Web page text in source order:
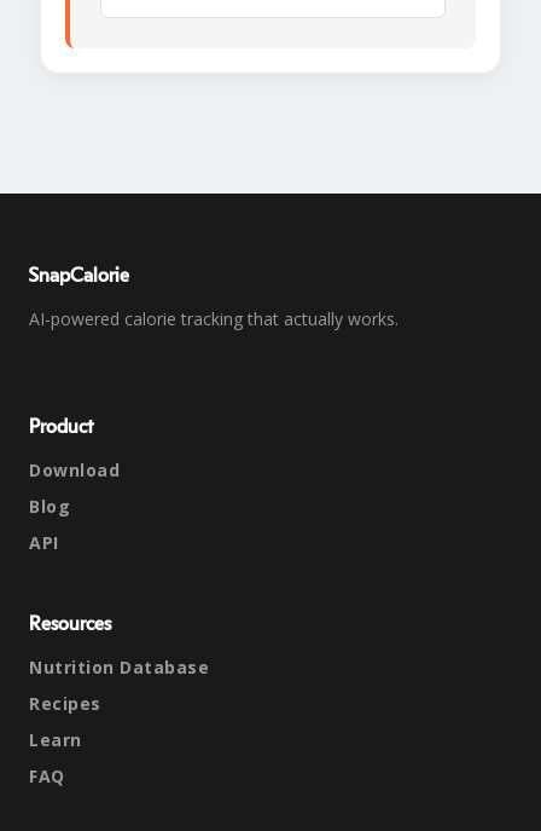
SnapCalorie
AI-powered calorie tracking that actually works.
Product
Download
Blog
API
Resources
Nutrition Database
Recipes
Learn
FAQ